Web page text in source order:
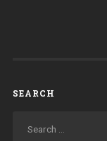
SEARCH